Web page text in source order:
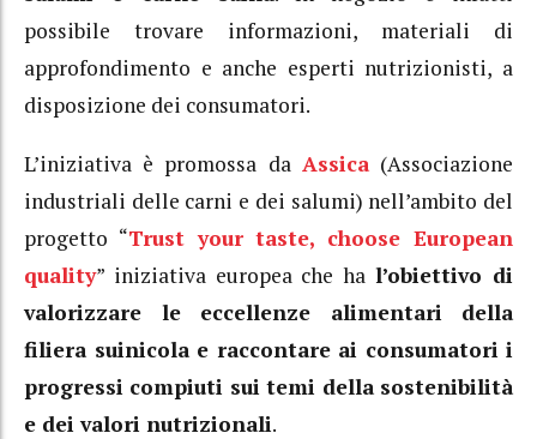
possibile trovare informazioni, materiali di
approfondimento e anche esperti nutrizionisti, a
disposizione dei consumatori.
L’iniziativa è promossa da Assica(Associazione
industriali delle carni e dei salumi) nell’ambito del
progetto “Trust your taste, choose European
quality” iniziativa europea che hal’obiettivo di
valorizzare le eccellenze alimentari della
filiera suinicola e raccontare ai consumatori i
progressi compiuti sui temi della sostenibilità
e dei valori nutrizionali.